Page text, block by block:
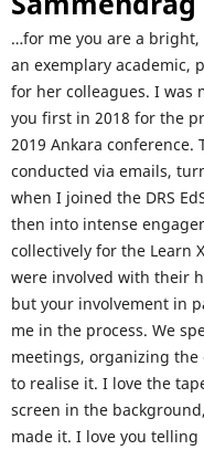
…for me you are a bright,
an exemplary academic,
for her colleagues. I was
you first in 2018 for the
2019 Ankara
conducted via emails,
when I joined the DRS
then into intense
collectively for the Learn
were involved with their
but your involvement in
me in the process. We
meetings, organizing
to realise it. I love the
screen in the
made it. I love you